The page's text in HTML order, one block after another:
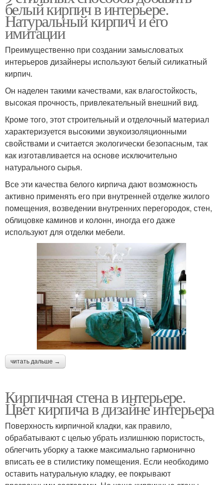
белый кирпич в интерьере.
Натуральный кирпич и его
имитации
Преимущественно при создании замысловатых
интерьеров дизайнеры используют белый силикатный
кирпич.
Он наделен такими качествами, как влагостойкость,
высокая прочность, привлекательный внешний вид.
Кроме того, этот строительный и отделочный материал
характеризуется высокими звукоизоляционными
свойствами и считается экологически безопасным, так
как изготавливается на основе исключительно
натурального сырья.
Все эти качества белого кирпича дают возможность
активно применять его при внутренней отделке жилого
помещения, возведении внутренних перегородок, стен,
облицовке каминов и колонн, иногда его даже
используют для отделки мебели.
читать дальше →
Кирпичная стена в интерьере.
Цвет кирпича в дизайне интерьера
Поверхность кирпичной кладки, как правило,
обрабатывают с целью убрать излишнюю пористость,
облегчить уборку а также максимально гармонично
вписать ее в стилистику помещения. Если необходимо
оставить натуральную кладку, ее покрывают